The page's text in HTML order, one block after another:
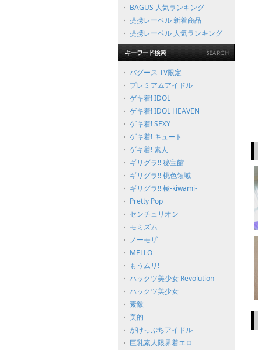
BAGUS 人気ランキング
提携レーベル 新着商品
提携レーベル 人気ランキング
バグース TV限定
プレミアムアイドル
ゲキ着! IDOL
ゲキ着! IDOL HEAVEN
ゲキ着! SEXY
ゲキ着! キュート
ゲキ着! 素人
ギリグラ!! 秘宝館
ギリグラ!! 桃色領域
ギリグラ!! 極-kiwami-
Pretty Pop
センチュリオン
モミズム
ノーモザ
MELLO
もうムリ!
ハックツ美少女 Revolution
ハックツ美少女
素敵
美的
がけっぷちアイドル
巨乳素人限界着エロ